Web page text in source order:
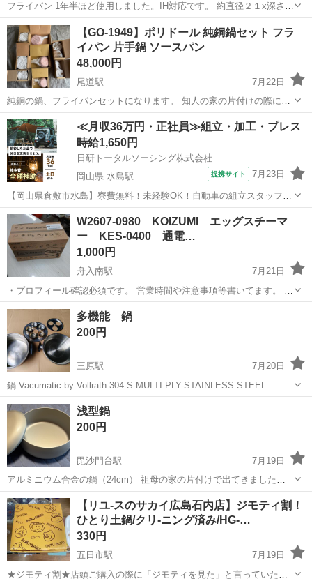
フライパン 1年半ほど使用しました。IH対応です。 約直径２１x深さ５
センチ ご検討の方へ トラブルなくお取引を進めるためプロフィールの
一読何卒よろしくお願いいたします。 呉市内でお渡し可能な方を優先
しております。日時に融通...
広島 呉市 調理器具
【GO-1949】ポリドール 純銅鍋セット フラ
イパン 片手鍋 ソースパン
48,000円
尾道駅
7月22日
純銅の鍋、フライパンセットになります。 知人の家の片付けの際に不
要になった物です。 全て新品未使用品です。 段ボールに入ったまま押
し入れにしまわれていた物です。 サイズ(2枚目)：直径20×深さ6cm サ
イズ(3枚目)：...
広島 尾道市 尾道駅 調理器具
≪月収36万円・正社員≫組立・加工・プレス
時給1,650円
日研トータルソーシング株式会社
岡山県 水島駅
提携サイト 7月23日
【岡山県倉敷市水島】寮費無料！未経験OK！自動車の組立スタッフ
《お仕事No.NS0089》 お仕事について 車の組立作業です。専用レール
に乗って流れてくる車の骨組みに、車内外の各部品・ハンドル・足回
り・ドア・シートなどの各...
岡山 倉敷市
W2607-0980 KOIZUMI エッグスチーマ
ー KES-0400 通電…
1,000円
舟入南駅
7月21日
・プロフィール確認必須です。 営業時間や注意事項等書いてます。 ・
購入希望の方は取りに来られるご希望の日にちと時間を○日○時と明記
してご連絡お願い致します。 ご覧頂きありがとうございます。 個人保
管されていた物です。 汚...
広島 広島市 舟入南駅
多機能 鍋
200円
三原駅
7月20日
鍋 Vacumatic by Vollrath 304-S-MULTI PLY-STAINLESS STEEL
MADE IN U.S.A サイズ 下の鍋 外径29cm 深さ11cm 上の鍋 深さ8cm
広島 三原市 三原駅
浅型鍋
200円
毘沙門台駅
7月19日
アルミニウム合金の鍋（24cm） 祖母の家の片付けで出てきました。
未使用品です。 経年の保管による多少の汚れはありますが、 全体的に
は綺麗で使用可能です。 箱もありますが、傷んでます。 受渡し場所：
安佐南区毘沙門台南第三公園
広島 広島市 毘沙門台駅 調理器具
【リユ-スのサカイ広島石内店】ジモティ割！
ひとり土鍋/クリ-ニング済み/HG-…
330円
五日市駅
7月19日
★ジモティ割★店頭ご購入の際に「ジモティを見た」と言っていただ